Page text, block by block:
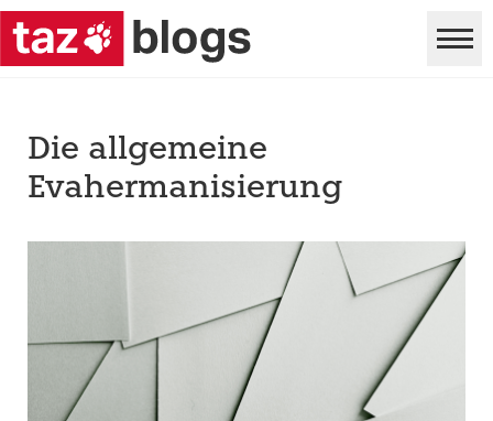
Die allgemeine
Evahermanisierung